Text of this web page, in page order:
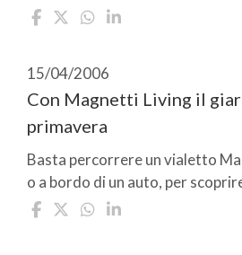
15/04/2006
Con Magnetti Living il
primavera
Basta percorrere un vialetto
o a bordo di un auto, per